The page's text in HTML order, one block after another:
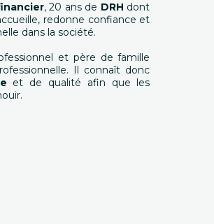
, 20 ans de DRH dont
redonne confiance et
dans la société.
et père de famille
Il connaît donc
et de qualité afin que les